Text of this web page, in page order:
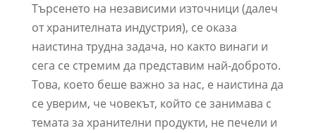
Търсенето на независими източници (далеч
от хранителната индустрия), се оказа
наистина трудна задача, но както винаги и
сега се стремим да представим най-доброто.
Това, което беше важно за нас, е наистина да
се уверим, че човекът, който се занимава с
темата за хранителни продукти, не печели и